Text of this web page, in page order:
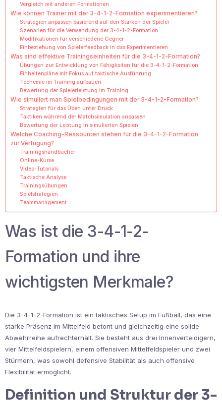
Vergleich mit anderen Formationen
Wie können Trainer mit der 3-4-1-2-Formation experimentieren?
Strategien anpassen basierend auf den Stärken der Spieler
Szenarien für die Verwendung der 3-4-1-2-Formation
Modifikationen für verschiedene Gegner
Einbeziehung von Spielerfeedback in das Experimentieren
Was sind effektive Trainingseinheiten für die 3-4-1-2-Formation?
Übungen zur Entwicklung von Fähigkeiten für die 3-4-1-2-Formation
Einheitenpläne mit Fokus auf taktische Ausführung
Techemie im Training aufbauen
Bewertung der Spielerleistung im Training
Wie simuliert man Spielbedingungen mit der 3-4-1-2-Formation?
Strategien für das Üben unter Druck
Taktiken während der Matchsimulation anpassen
Bewertung der Leistung in simulierten Spielen
Welche Coaching-Ressourcen stehen für die 3-4-1-2-Formation
zur Verfügung?
Trainingshandbücher
Online-Kurse
Video-Tutorials
Taktische Analyse
Trainingsübungen
Spielstrategien
Teammanagement
Was ist die 3-4-1-2-
Formation und ihre
wichtigsten Merkmale?
Die 3-4-1-2-Formation ist ein taktisches Setup im Fußball, das eine
starke Präsenz im Mittelfeld betont und gleichzeitig eine solide
Abwehrreihe aufrechterhält. Sie besteht aus drei Innenverteidigern,
vier Mittelfeldspielern, einem offensiven Mittelfeldspieler und zwei
Stürmern, was sowohl defensive Stabilität als auch offensive
Flexibilität ermöglicht.
Definition und Struktur der 3-